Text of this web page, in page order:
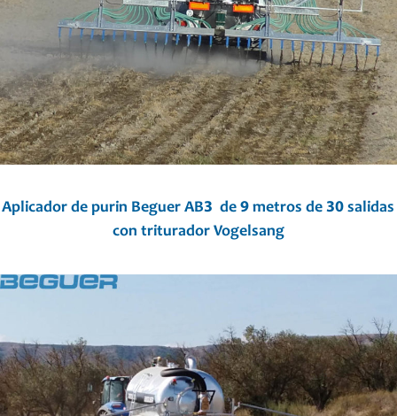
Aplicador de purin Beguer AB3 de 9 metros de 30 salidas
con triturador Vogelsang